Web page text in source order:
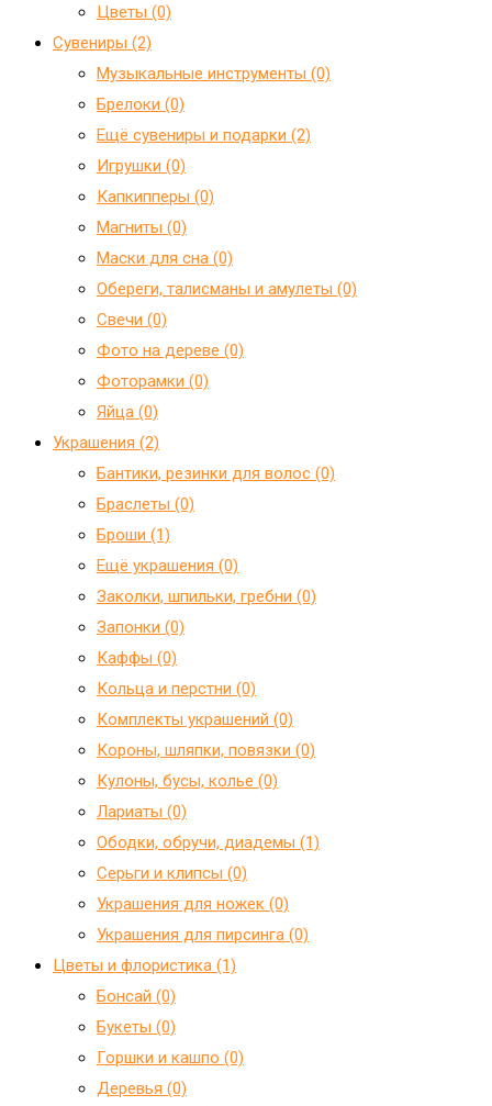
Цветы (0)
Сувениры (2)
Mузыкальные инструменты (0)
Брелоки (0)
Ещё сувениры и подарки (2)
Игрушки (0)
Капкипперы (0)
Магниты (0)
Маски для сна (0)
Обереги, талисманы и амулеты (0)
Свечи (0)
Фото на дереве (0)
Фоторамки (0)
Яйца (0)
Украшения (2)
Бантики, резинки для волос (0)
Браслеты (0)
Броши (1)
Ещё украшения (0)
Заколки, шпильки, гребни (0)
Запонки (0)
Каффы (0)
Кольца и перстни (0)
Комплекты украшений (0)
Короны, шляпки, повязки (0)
Кулоны, бусы, колье (0)
Лариаты (0)
Ободки, обручи, диадемы (1)
Серьги и клипсы (0)
Украшения для ножек (0)
Украшения для пирсинга (0)
Цветы и флористика (1)
Бонсай (0)
Букеты (0)
Горшки и кашпо (0)
Деревья (0)